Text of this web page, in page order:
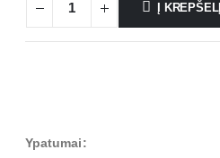
Į KREPŠELĮ
Ypatumai: